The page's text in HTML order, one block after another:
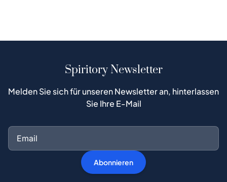
Spiritory Newsletter
Melden Sie sich für unseren Newsletter an, hinterlassen
Sie Ihre E-Mail
Abonnieren